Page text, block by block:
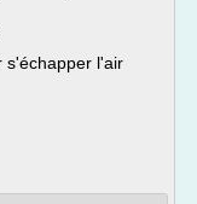
s'échapper l'air